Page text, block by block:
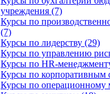
учреждения (7)
Курсы по
(7)
Курсы по лидерству (29)
Курсы по управлению
Курсы по HR-
Курсы по корпоративным
Курсы по операционному